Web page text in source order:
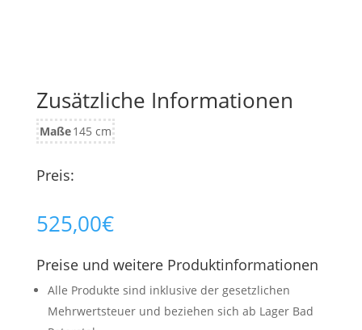
Zusätzliche Informationen
Maße145 cm
Preis:
525,00€
Preise und weitere Produktinformationen
Alle Produkte sind inklusive der gesetzlichen
Mehrwertsteuer und beziehen sich ab Lager Bad